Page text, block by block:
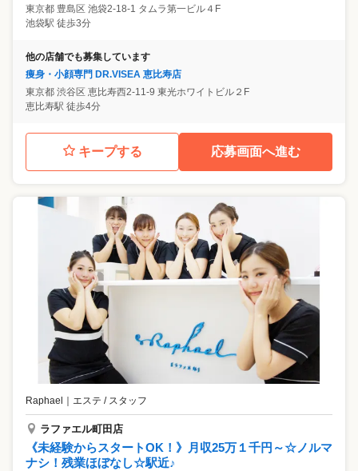
東京都 豊島区 池袋2-18-1 タムラ第一ビル４F
池袋駅 徒歩3分
他の店舗でも募集しています
痩身・小顔専門 DR.VISEA 恵比寿店
東京都 渋谷区 恵比寿西2-11-9 東光ホワイトビル２F
恵比寿駅 徒歩4分
キープする 応募画面へ進む
Raphael エステ / スタッフ
ラファエル町田店
《未経験からスタートOK！》月収25万１千円～☆ノルマ
ナシ！残業ほぼなし☆駅近♪